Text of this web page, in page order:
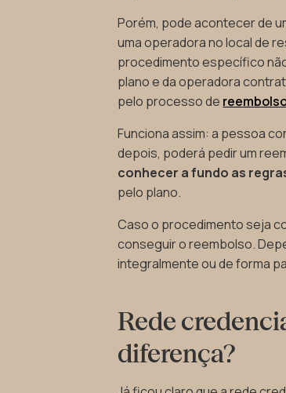
Porém, pode acontecer de
uma operadora no local de
procedimento específico
plano e da operadora
pelo processo de
Funciona assim: a pessoa
depois, poderá pedir um
conhecer a fundo as
pelo plano.
Caso o procedimento seja
conseguir o reembolso.
integralmente ou de forma
Rede
diferença?